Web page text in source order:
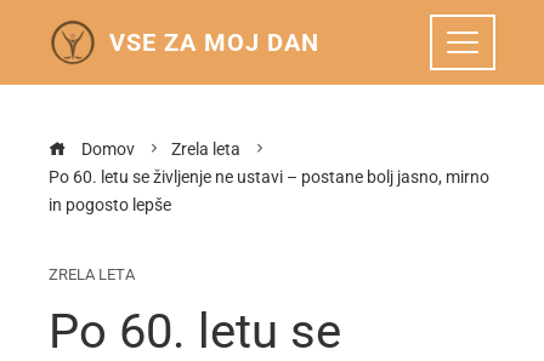
VSE ZA MOJ DAN
Domov
Zrela leta
Po 60. letu se življenje ne ustavi – postane bolj jasno, mirno
in pogosto lepše
ZRELA LETA
Po 60. letu se